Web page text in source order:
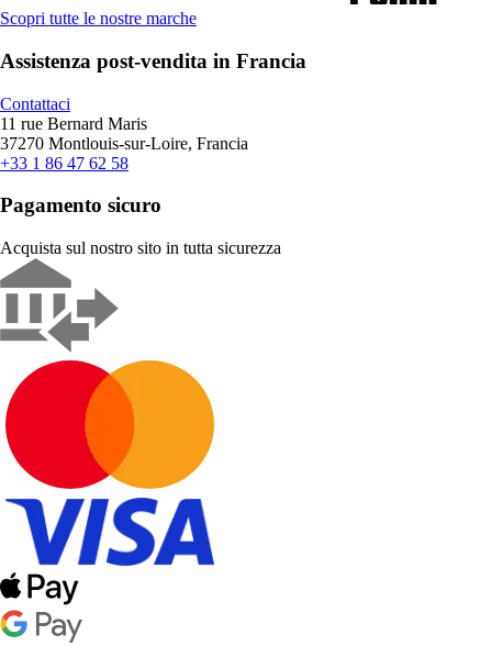
Scopri tutte le nostre marche
Assistenza post-vendita in Francia
Contattaci
11 rue Bernard Maris
37270 Montlouis-sur-Loire, Francia
+33 1 86 47 62 58
Pagamento sicuro
Acquista sul nostro sito in tutta sicurezza